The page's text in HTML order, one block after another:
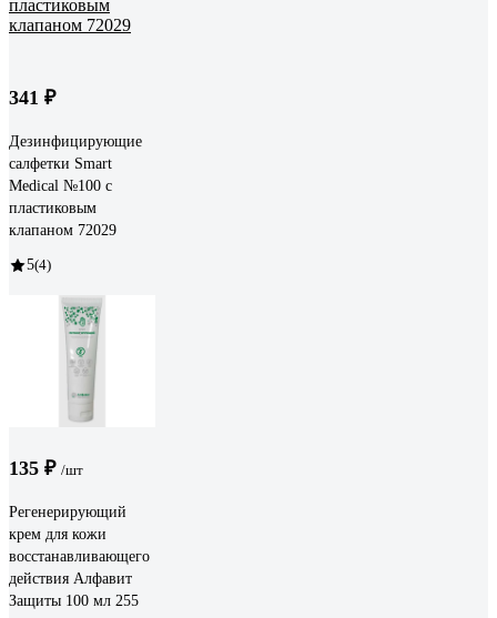
341 ₽
Дезинфицирующие
салфетки Smart
Medical №100 с
пластиковым
клапаном 72029
5(4)
135 ₽ /шт
Регенерирующий
крем для кожи
восстанавливающего
действия Алфавит
Защиты 100 мл 255